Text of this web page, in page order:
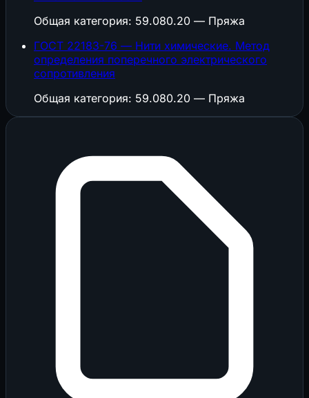
Общая категория: 59.080.20 — Пряжа
ГОСТ 22183-76 — Нити химические. Метод
определения поперечного электрического
сопротивления
Общая категория: 59.080.20 — Пряжа